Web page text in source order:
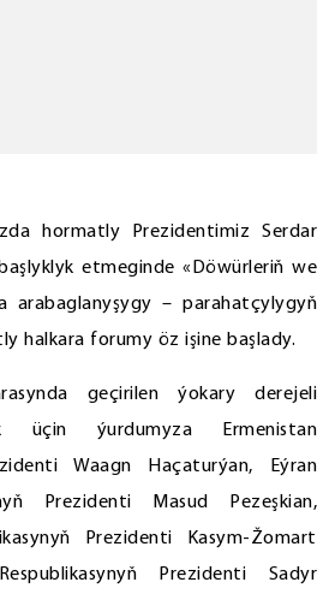
hormatly Prezidentimiz Serdar
etmeginde «Döwürleriň we
arabaglanyşygy – parahatçylygyň
halkara forumy öz işine başlady.
geçirilen ýokary derejeli
üçin ýurdumyza Ermenistan
Waagn Haçaturýan, Eýran
Prezidenti Masud Pezeşkian,
Prezidenti Kasym-Žomart
Prezidenti Sadyr